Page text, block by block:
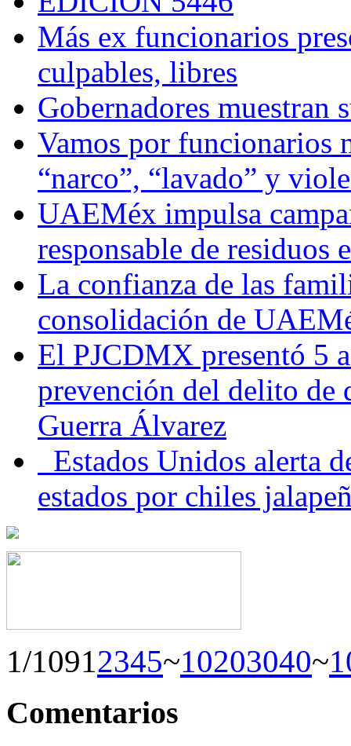
Más ex funcionarios
culpables, libres
Gobernadores muestran
Vamos por funcionarios
“narco”, “lavado” y
UAEMéx impulsa
responsable de residuos
La confianza de las
consolidación de
El PJCDMX presentó 5
prevención del delito de
Guerra Álvarez
Estados Unidos alerta
estados por chiles
1/10912345~10203040~
Comentarios